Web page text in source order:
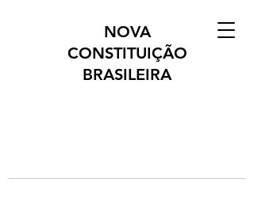
NOVA
CONSTITUIÇÃO
BRASILEIRA